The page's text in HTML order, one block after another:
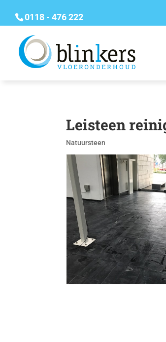
0118 - 476 222
Leisteen
Natuursteen